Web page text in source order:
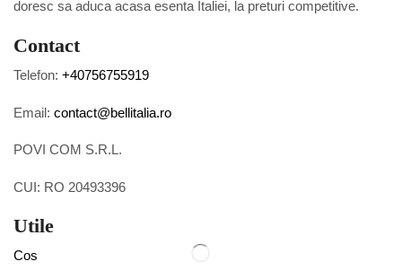
doresc sa aduca acasa esenta Italiei, la preturi competitive.
Contact
Telefon: +40756755919
Email: contact@bellitalia.ro
POVI COM S.R.L.
CUI: RO 20493396
Utile
Cos